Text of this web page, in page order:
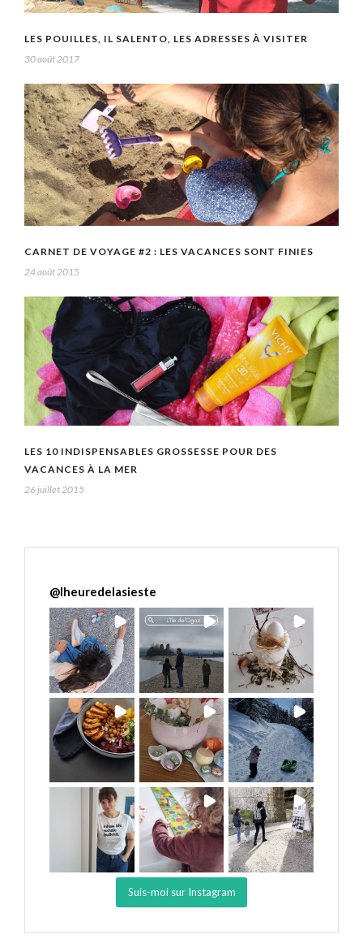
LES POUILLES, IL SALENTO, LES ADRESSES À VISITER
30 août 2017
CARNET DE VOYAGE #2 : LES VACANCES SONT FINIES
24 août 2015
LES 10 INDISPENSABLES GROSSESSE POUR DES
VACANCES À LA MER
26 juillet 2015
@lheuredelasieste
Suis-moi sur Instagram